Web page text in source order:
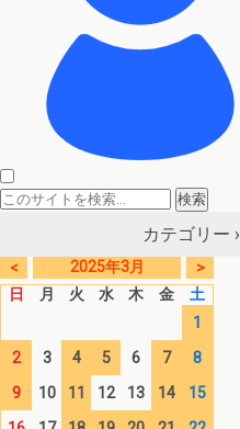
カテゴリー ›
< 2025年3月
>
日
月 火 水 木 金
土
1
2
3 4 5 6 7
8
9
10 11 12 13 14
15